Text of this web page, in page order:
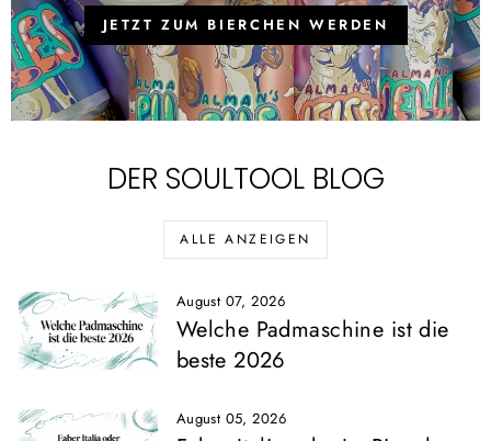
JETZT ZUM BIERCHEN WERDEN
DER SOULTOOL BLOG
ALLE ANZEIGEN
August 07, 2026
Welche Padmaschine ist die
beste 2026
August 05, 2026